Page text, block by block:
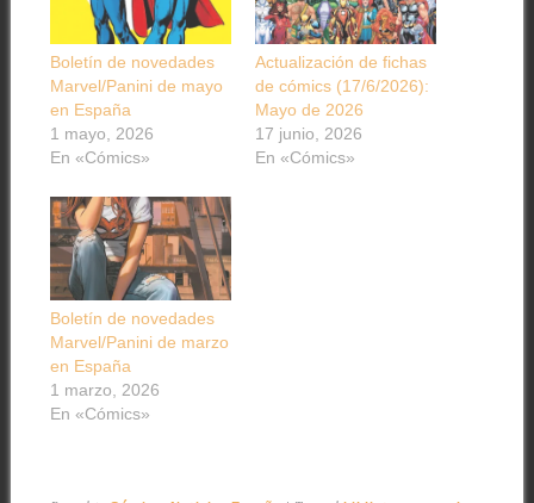
Boletín de novedades
Marvel/Panini de mayo
en España
1 mayo, 2026
En «Cómics»
Actualización de fichas
de cómics (17/6/2026):
Mayo de 2026
17 junio, 2026
En «Cómics»
Boletín de novedades
Marvel/Panini de marzo
en España
1 marzo, 2026
En «Cómics»